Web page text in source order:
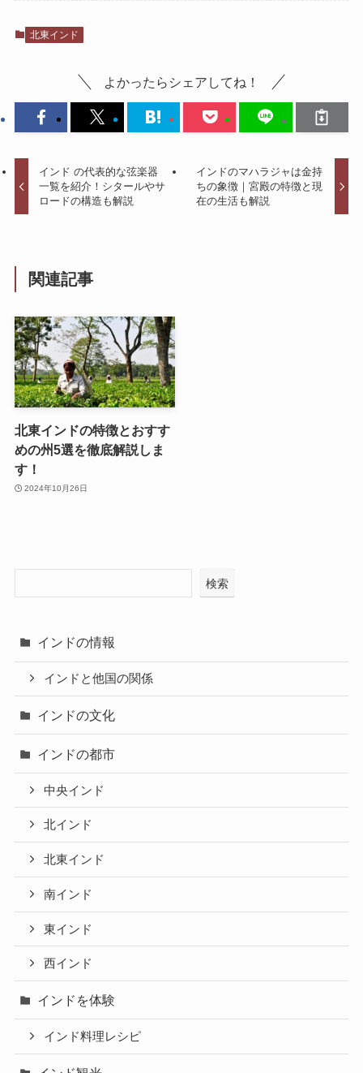
北東インド
よかったらシェアしてね！
インド の代表的な弦楽器
一覧を紹介！シタールやサ
ロードの構造も解説
インドのマハラジャは金持
ちの象徴｜宮殿の特徴と現
在の生活も解説
関連記事
北東インドの特徴とおすす
めの州5選を徹底解説しま
す！
2024年10月26日
検索
インドの情報
インドと他国の関係
インドの文化
インドの都市
中央インド
北インド
北東インド
南インド
東インド
西インド
インドを体験
インド料理レシピ